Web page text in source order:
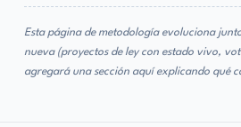
Esta página de metodología evoluciona
nueva (proyectos de ley con estado vivo,
agregará una sección aquí explicando qué